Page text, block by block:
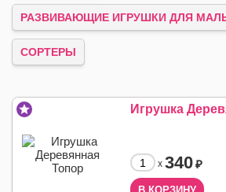
РАЗВИВАЮЩИЕ ИГРУШКИ ДЛЯ
СОРТЕРЫ
Игрушка
x 340₽